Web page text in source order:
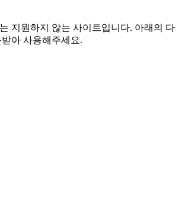
지원하지 않는 사이트입니다. 아래의 다
아 사용해주세요.